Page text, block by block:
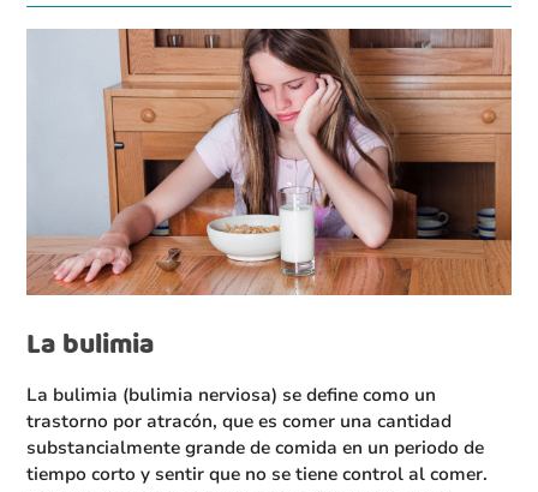
La bulimia
La bulimia (bulimia nerviosa) se define como un
trastorno por atracón, que es comer una cantidad
substancialmente grande de comida en un periodo de
tiempo corto y sentir que no se tiene control al comer.